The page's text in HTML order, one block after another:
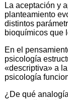
La aceptación y
planteamiento
distintos
bioquímicos que
En el
psicología
«descriptiva» a
psicología
¿De qué